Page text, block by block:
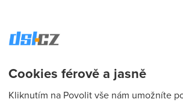
a chtel jsem se zeptat jak to bude
automaticky zmeni na 512 (10 gb) a
svine zasrani ... uz jich mam plne
Cookies férově a jasně
Kliknutím na Povolit vše nám umožníte